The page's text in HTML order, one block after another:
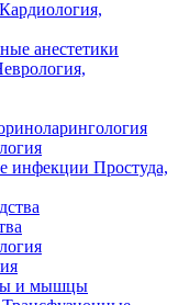
Кардиология,
анестетики
Простуда,
и мышцы